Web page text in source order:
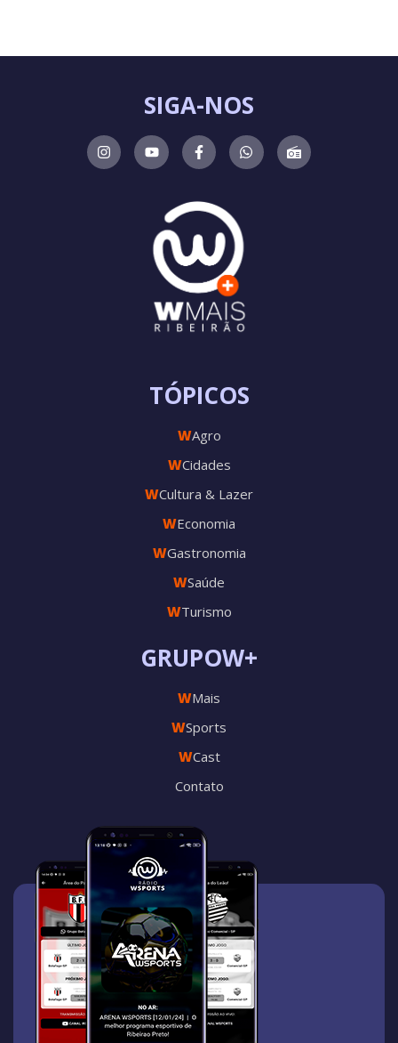
GRUPOW+
WMais
WSports
WCast
Contato
TÓPICOS
WAgro
WCidades
WCultura & Lazer
WEconomia
WGastronomia
WSaúde
WTurismo
SIGA-NOS